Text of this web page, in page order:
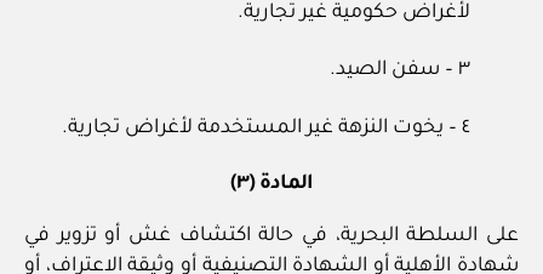
لأغراض حكومية غير تجارية.
٣ – سفن الصيد.
٤ – يخوت النزهة غير المستخدمة لأغراض تجارية.
المادة (٣)
على السلطة البحرية، في حالة اكتشاف غش أو تزوير في
شهادة الأهلية أو الشهادة التصنيفية أو وثيقة الاعتراف، أو